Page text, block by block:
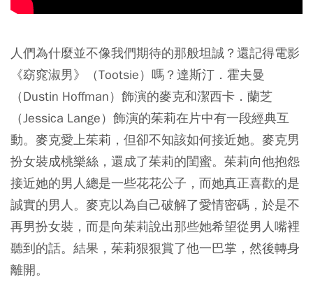
人們為什麼並不像我們期待的那般坦誠？還記得電影
《窈窕淑男》（Tootsie）嗎？達斯汀．霍夫曼
（Dustin Hoffman）飾演的麥克和潔西卡．蘭芝
（Jessica Lange）飾演的茱莉在片中有一段經典互
動。麥克愛上茱莉，但卻不知該如何接近她。麥克男
扮女裝成桃樂絲，還成了茱莉的閨蜜。茱莉向他抱怨
接近她的男人總是一些花花公子，而她真正喜歡的是
誠實的男人。麥克以為自己破解了愛情密碼，於是不
再男扮女裝，而是向茱莉說出那些她希望從男人嘴裡
聽到的話。結果，茱莉狠狠賞了他一巴掌，然後轉身
離開。